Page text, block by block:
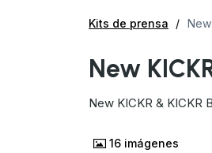
Kits de prensa New
New
New KICKR & KICKR
16 imágenes